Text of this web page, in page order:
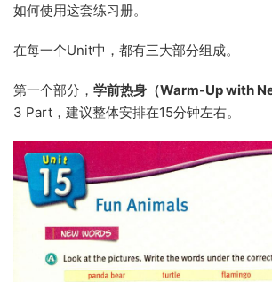
如何使用这套练习册。
在每一个Unit中，都有三大部分组成。
第一个部分， 学前热身（Warm-Up with
3 Part，建议整体安排在15分钟左右。